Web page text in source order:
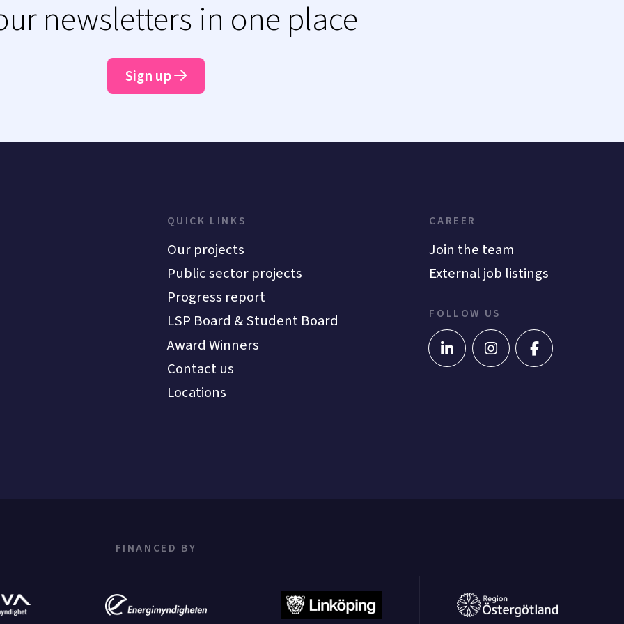
newsletters in one place
Sign up
QUICK LINKS
Our projects
Public sector projects
Progress report
LSP Board & Student Board
Award Winners
Contact us
Locations
CAREER
Join the team
External job listings
FOLLOW US
FINANCED BY